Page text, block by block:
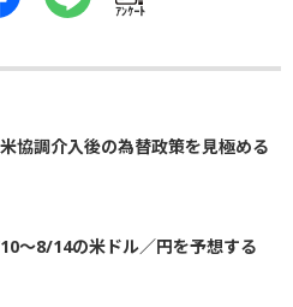
ｱﾝｹｰﾄ
米協調介入後の為替政策を見極める
10～8/14の米ドル／円を予想する